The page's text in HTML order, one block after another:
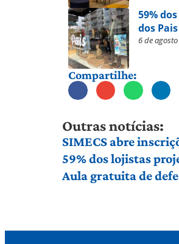
59%
dos
6 de
Compartilhe:
Outras notícias:
SIMECS abre
59% dos lojistas
Aula gratuita de